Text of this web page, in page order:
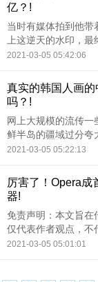
亿？!
当时有媒体拍到他带
上这逆天的水印，
2021-03-05 05:42:06
真实的韩国人画
吗？!
网上大规模的流传
鲜半岛的疆域过分夸
2021-03-05 05:22:13
厉害了！Opera成
器!
免责声明：本文旨在
仅代表作者观点，不
2021-03-05 05:01:01